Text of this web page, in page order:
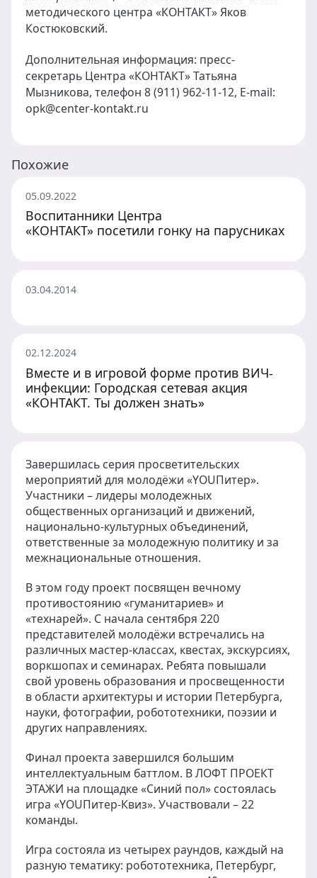
методического центра «КОНТАКТ» Яков
Костюковский.
Дополнительная информация: пресс-
секретарь Центра «КОНТАКТ» Татьяна
Мызникова, телефон 8 (911) 962-11-12, E-mail:
opk@center-kontakt.ru
Похожие
05.09.2022
Воспитанники Центра
«КОНТАКТ» посетили гонку на парусниках
03.04.2014
02.12.2024
Вместе и в игровой форме против ВИЧ-
инфекции: Городская сетевая акция
«КОНТАКТ. Ты должен знать»
Завершилась серия просветительских
мероприятий для молодёжи «YOUПитер».
Участники – лидеры молодежных
общественных организаций и движений,
национально-культурных объединений,
ответственные за молодежную политику и за
межнациональные отношения.
В этом году проект посвящен вечному
противостоянию «гуманитариев» и
«технарей». С начала сентября 220
представителей молодёжи встречались на
различных мастер-классах, квестах, экскурсиях,
воркшопах и семинарах. Ребята повышали
свой уровень образования и просвещенности
в области архитектуры и истории Петербурга,
науки, фотографии, робототехники, поэзии и
других направлениях.
Финал проекта завершился большим
интеллектуальным баттлом. В ЛОФТ ПРОЕКТ
ЭТАЖИ на площадке «Синий пол» состоялась
игра «YOUПитер-Квиз». Участвовали – 22
команды.
Игра состояла из четырех раундов, каждый на
разную тематику: робототехника, Петербург,